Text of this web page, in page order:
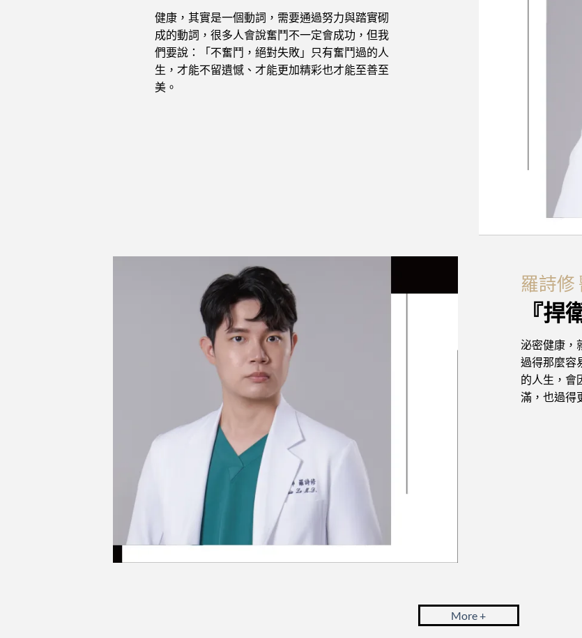
健康，其實是一個動詞，需要通過努力與踏實砌
成的動詞，很多人會說奮鬥不一定會成功，但我
們要說：「不奮鬥，絕對失敗」只有奮鬥過的人
生，才能不留遺憾、才能更加精彩也才能至善至
美。
羅詩修
『捍
泌密健康，
過得那麼容
的人生，會
滿，也過得
More +